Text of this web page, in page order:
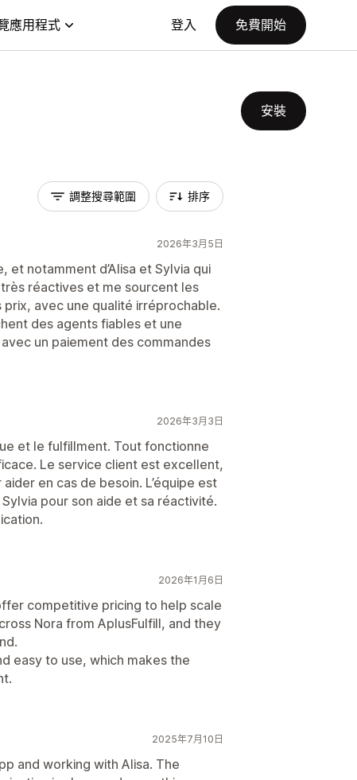
應用程式 登入 免費開始
安裝
調整搜尋範圍 排序
2026年3月5日
et notamment d’Alisa et Sylvia qui
réactives et me sourcent les
prix, avec une qualité irréprochable.
des agents fiables et une
un paiement des commandes
2026年3月3日
et le fulfillment. Tout fonctionne
Le service client est excellent,
en cas de besoin. L’équipe est
pour son aide et sa réactivité.
2026年1月6日
competitive pricing to help scale
Nora from AplusFulfill, and they
easy to use, which makes the
2025年7月10日
and working with Alisa. The